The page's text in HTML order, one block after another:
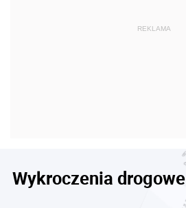
Wykroczenia drogowe